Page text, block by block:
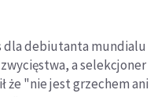
dla debiutanta mundialu
a selekcjoner
że "nie jest grzechem ani